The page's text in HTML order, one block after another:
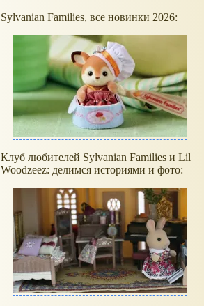
Sylvanian Families, все новинки 2026:
Клуб любителей Sylvanian Families и Lil
Woodzeez: делимся историями и фото: